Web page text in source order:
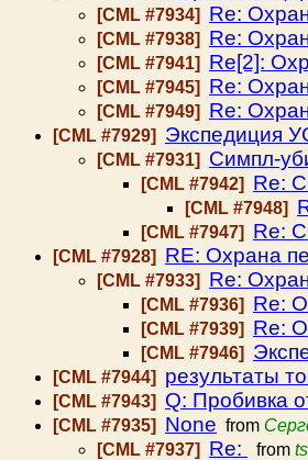
[CML #7934] Re:
[CML #7938] Re:
[CML #7941] Re[2]:
[CML #7945] Re:
[CML #7949] Re:
[CML #7929] Экспедиция
[CML #7931] Симпл-
[CML #7942] Re:
[CML #7948]
[CML #7947] Re:
[CML #7928] RE: Охрана
[CML #7933] Re:
[CML #7936] Re:
[CML #7939] Re:
[CML #7946]
[CML #7944] результаты
[CML #7943] Q: Пробивка
[CML #7935] None from
[CML #7937] Re: from